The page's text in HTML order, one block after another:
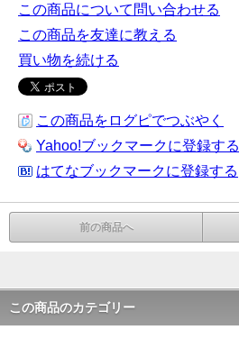
この商品について問い合わせる
この商品を友達に教える
買い物を続ける
この商品をログピでつぶやく
Yahoo!ブックマークに登録する
はてなブックマークに登録する
前の商品へ
この商品のカテゴリー